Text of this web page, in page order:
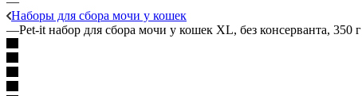
Наборы для сбора мочи у кошек
—Pet-it набор для сбора мочи у кошек XL, без консерванта, 350 г